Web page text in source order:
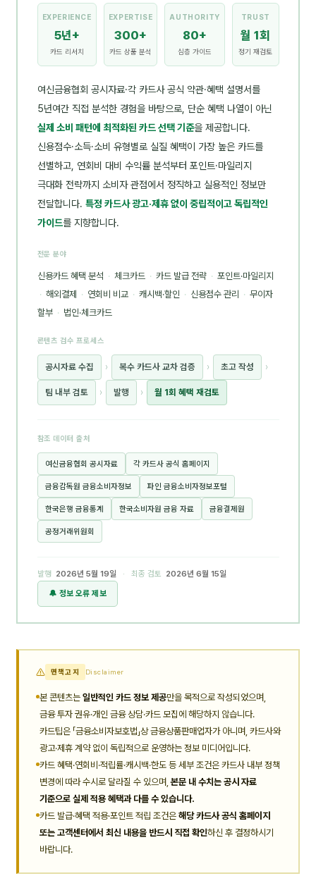
EXPERIENCE
5년+
카드 리서치
EXPERTISE
300+
카드 상품 분석
AUTHORITY
80+
심층 가이드
TRUST
월 1회
정기 재검토
여신금융협회 공시자료·각 카드사 공식 약관·혜택 설명서를
5년여간 직접 분석한 경험을 바탕으로, 단순 혜택 나열이 아닌
실제 소비 패턴에 최적화된 카드 선택 기준을 제공합니다.
신용점수·소득·소비 유형별로 실질 혜택이 가장 높은 카드를
선별하고, 연회비 대비 수익률 분석부터 포인트·마일리지
극대화 전략까지 소비자 관점에서 정직하고 실용적인 정보만
전달합니다. 특정 카드사 광고·제휴 없이 중립적이고 독립적인
가이드를 지향합니다.
전문 분야
신용카드 혜택 분석 · 체크카드 · 카드 발급 전략 · 포인트·마일리지
· 해외결제 · 연회비 비교 · 캐시백·할인 · 신용점수 관리 · 무이자
할부 · 법인·체크카드
콘텐츠 검수 프로세스
공시자료 수집 › 복수 카드사 교차 검증 › 초고 작성 ›
팀 내부 검토 › 발행 › 월 1회 혜택 재검토
참조 데이터 출처
여신금융협회 공시자료 각 카드사 공식 홈페이지
금융감독원 금융소비자정보 파인 금융소비자정보포털
한국은행 금융통계 한국소비자원 금융 자료 금융결제원
공정거래위원회
발행 2026년 5월 19일 · 최종 검토 2026년 6월 15일
🔔 정보 오류 제보
면책고지 Disclaimer
본 콘텐츠는 일반적인 카드 정보 제공만을 목적으로 작성되었으며,
금융 투자 권유·개인 금융 상담·카드 모집에 해당하지 않습니다.
카드팁은 「금융소비자보호법」상 금융상품판매업자가 아니며, 카드사와
광고·제휴 계약 없이 독립적으로 운영하는 정보 미디어입니다.
카드 혜택·연회비·적립률·캐시백·한도 등 세부 조건은 카드사 내부 정책
변경에 따라 수시로 달라질 수 있으며,본문 내 수치는 공시 자료
기준으로 실제 적용 혜택과 다를 수 있습니다.
카드 발급·혜택 적용·포인트 적립 조건은 해당 카드사 공식 홈페이지
또는 고객센터에서 최신 내용을 반드시 직접 확인하신 후 결정하시기
바랍니다.